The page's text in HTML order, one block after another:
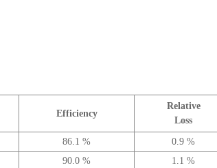
Efficiency
Relative
Loss
86.1 %
0.9 %
90.0 %
1.1 %